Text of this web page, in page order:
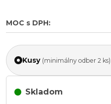
MOC s DPH:
Kusy (minimálny odber 2 ks)
Skladom